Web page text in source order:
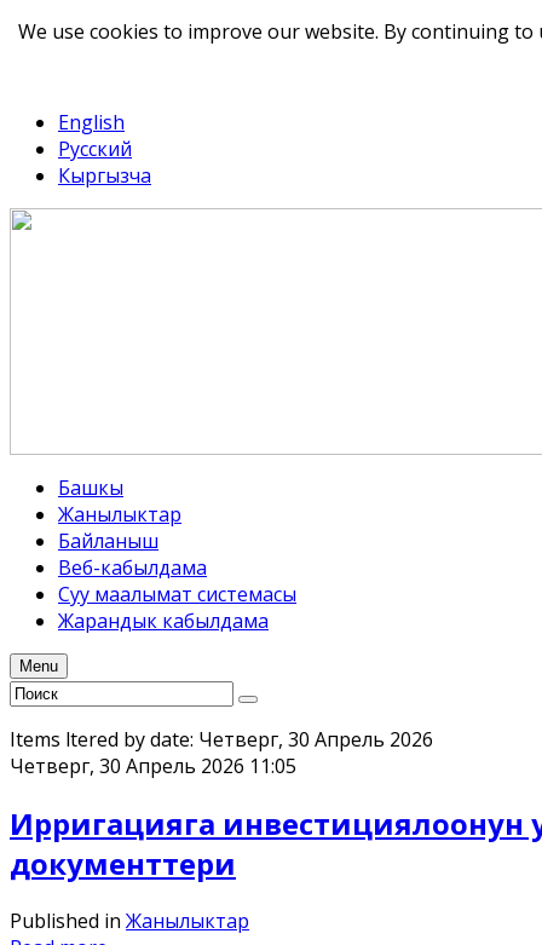
English
Русский
Кыргызча
Башкы
Жанылыктар
Байланыш
Веб-кабылдама
Суу маалымат системасы
Жарандык кабылдама
Menu
Items filtered by date: Четверг, 30 Апрель 2026
Четверг, 30 Апрель 2026 11:05
Ирригацияга инвестициялоонун
документтери
Published in Жанылыктар
We use cookies to improve our website. By continuing